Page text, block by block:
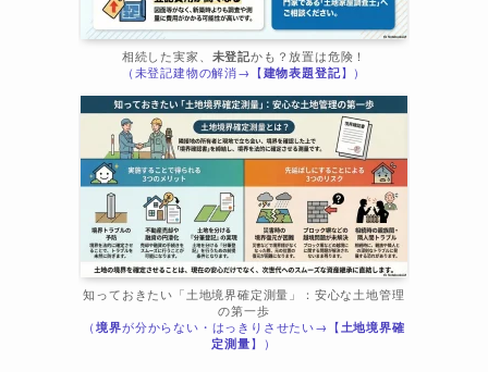
相続した実家、 未登記かも？放置は危険！
（未登記建物の解消→【建物表題登記】）
知っておきたい「土地境界確定測量」：安心な土地管理
の第一歩
（境界が分からない・はっきりさせたい→【土地境界確
定測量】）